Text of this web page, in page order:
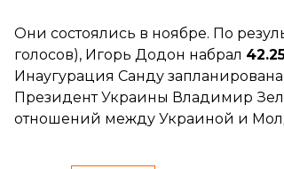
Они состоялись в ноябре. По
голосов), Игорь Додон набрал
Инаугурация Санду
Президент Украины Владимир
отношений между Украиной и